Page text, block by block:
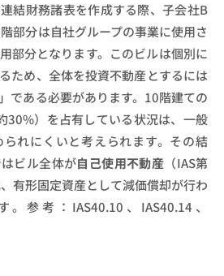
結財務諸表を作成する際、子会社B
部分は自社グループの事業に使用さ
部分となります。このビルは個別に
ため、全体を投資不動産とするには
である必要があります。10階建ての
30%）を占有している状況は、一般
れにくいと考えられます。その結
ビル全体が自己使用不動産 （IAS第
有形固定資産として減価償却が行わ
参考：IAS40.10、IAS40.14、